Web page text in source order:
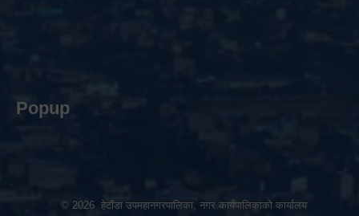
Popup
© 2026 हेटौंडा उपमहानगरपालिका, नगर कार्यपालिकाको कार्यालय